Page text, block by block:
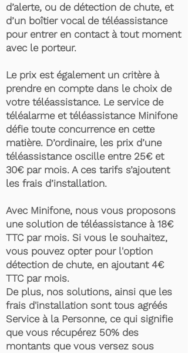
d’alerte, ou de détection de chute, et
d’un boîtier vocal de téléassistance
pour entrer en contact à tout moment
avec le porteur.
Le prix est également un critère à
prendre en compte dans le choix de
votre téléassistance. Le service de
téléalarme et téléassistance Minifone
défie toute concurrence en cette
matière. D’ordinaire, les prix d’une
téléassistance oscille entre 25€ et
30€ par mois. A ces tarifs s’ajoutent
les frais d’installation.
Avec Minifone, nous vous proposons
une solution de téléassistance à 18€
TTC par mois. Si vous le souhaitez,
vous pouvez opter pour l'option
détection de chute, en ajoutant 4€
TTC par mois.
De plus, nos solutions, ainsi que les
frais d'installation sont tous agréés
Service à la Personne, ce qui signifie
que vous récupérez 50% des
montants que vous versez sous